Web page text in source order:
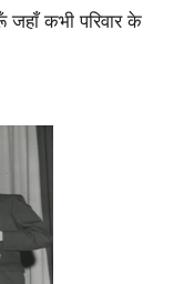
कभी परिवार के